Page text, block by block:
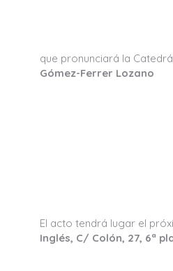
que pronunciará la
Gómez-Ferrer Lozano
El acto tendrá lugar el
Inglés, C/ Colón, 27, 6ª